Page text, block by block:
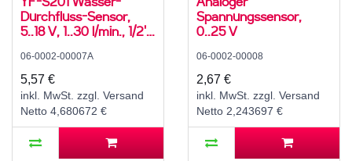
Durchfluss-Sensor,
5..18 V, 1..30 l/min., 1/2''
06-0002-00007A
5,57 €
inkl. MwSt. zzgl. Versand
Netto 4,680672 €
Spannungssensor,
0..25 V
06-0002-00008
2,67 €
inkl. MwSt. zzgl. Versand
Netto 2,243697 €